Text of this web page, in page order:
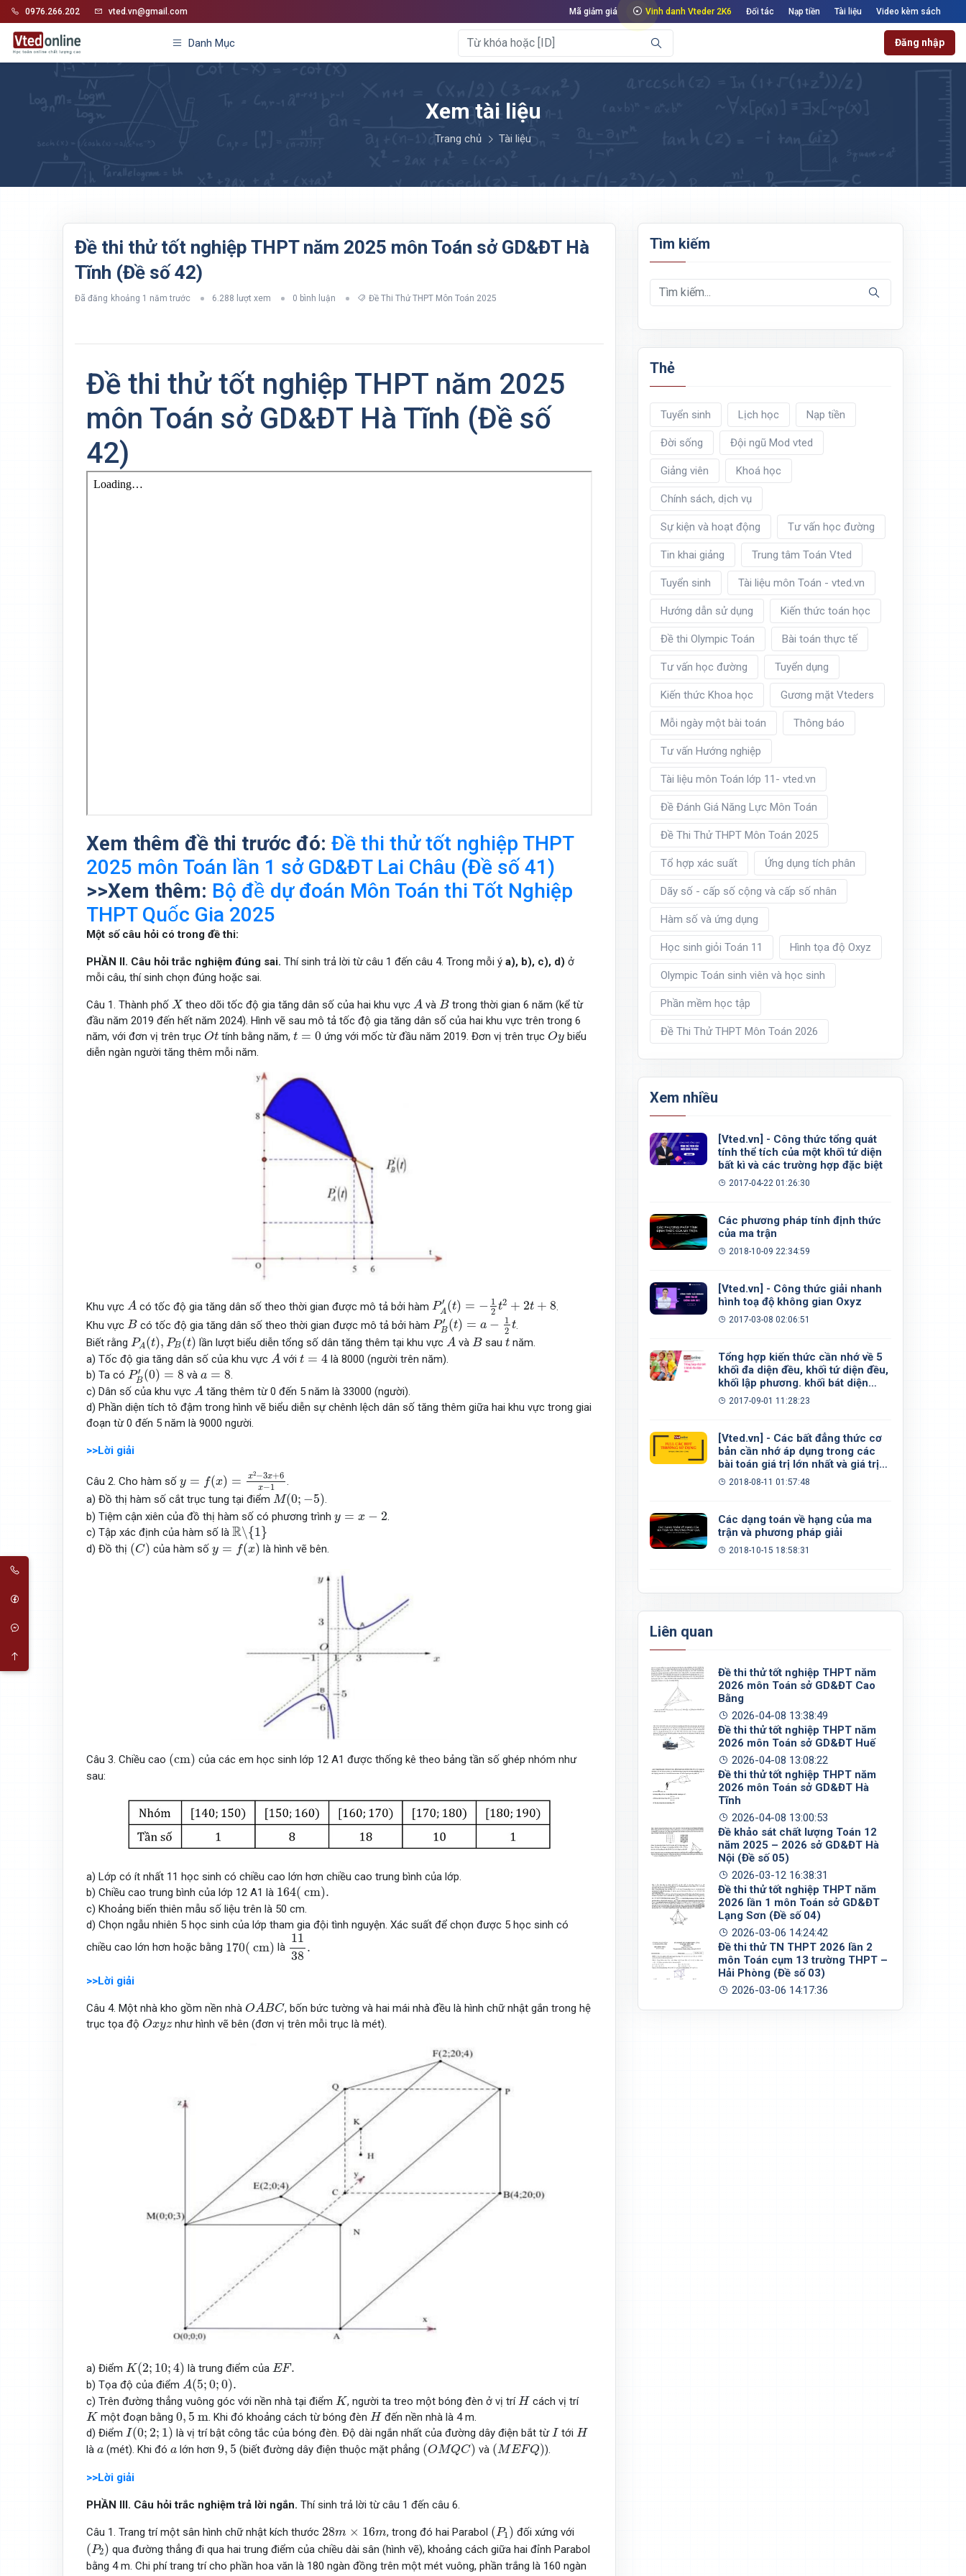
0976.266.202 vted.vn@gmail.com Mã giảm giá Vinh danh Vteder 2K6 Đối tác Nạp tiền Tài liệu Video kèm sách
Danh Mục Đăng nhập
Xem tài liệu
Trang chủ Tài liệu
Đề thi thử tốt nghiệp THPT năm 2025 môn Toán sở GD&ĐT Hà
Tĩnh (Đề số 42)
Đã đăng khoảng 1 năm trước 6.288 lượt xem 0 bình luận Đề Thi Thử THPT Môn Toán 2025
Đề thi thử tốt nghiệp THPT năm 2025
môn Toán sở GD&ĐT Hà Tĩnh (Đề số
42)
Xem thêm đề thi trước đó: Đề thi thử tốt nghiệp THPT
2025 môn Toán lần 1 sở GD&ĐT Lai Châu (Đề số 41)
>>Xem thêm: Bộ đề dự đoán Môn Toán thi Tốt Nghiệp
THPT Quốc Gia 2025
Một số câu hỏi có trong đề thi:
PHẦN II. Câu hỏi trắc nghiệm đúng sai. Thí sinh trả lời từ câu 1 đến câu 4. Trong mỗi ý a), b), c), d) ở
mỗi câu, thí sinh chọn đúng hoặc sai.
Câu 1. Thành phố X
X theo dõi tốc độ gia tăng dân số của hai khu vựcA
A vàB
B trong thời gian 6 năm (kể từ
đầu năm 2019 đến hết năm 2024). Hình vẽ sau mô tả tốc độ gia tăng dân số của hai khu vực trên trong 6
năm, với đơn vị trên trục Ot
Ot tính bằng năm, t = 0
t ứng với mốc từ đầu năm 2019. Đơn vị trên trục Oy
Oy
biểu
diễn ngàn người tăng thêm mỗi năm.
Khu vực A
A có tốc độ gia tăng dân số theo thời gian được mô tả bởi hàm P ′
A(t) = − 1
2 t2 + 2t + 8
PA ( t) t 2+ +8
Khu vực B
B có tốc độ gia tăng dân số theo thời gian được mô tả bởi hàm P ′
B(t) = a −
1
2 t
PB′( t) 12
.
Biết rằng PA(t), PB(t)
PA (t) PB t) lần lượt biểu diễn tổng số dân tăng thêm tại khu vực A
Avà B
Bsau t
tnăm.
a) Tốc độ gia tăng dân số của khu vực A
A với t = 4
t
là 8000 (người trên năm).
b) Ta có P ′
B(0) = 8
PB ′(0) =8 và a = 8
a
.
c) Dân số của khu vực A
A tăng thêm từ 0 đến 5 năm là 33000 (người).
d) Phần diện tích tô đậm trong hình vẽ biểu diễn sự chênh lệch dân số tăng thêm giữa hai khu vực trong giai
đoạn từ 0 đến 5 năm là 9000 người.
>>Lời giải
Câu 2. Cho hàm số y = f(x) = x2−3x+6
x−1
x+ 6x−1
.
a) Đồ thị hàm số cắt trục tung tại điểm M(0; −5)
M(0;− )
.
b) Tiệm cận xiên của đồ thị hàm số có phương trình y = x − 2
y= −2
c) Tập xác định của hàm số là R∖{1}
R∖ {1}
d) Đồ thị (C)
(C) của hàm số y = f(x)
x) là hình vẽ bên.
Câu 3. Chiều cao (cm)
( ) của các em học sinh lớp 12 A1 được thống kê theo bảng tần số ghép nhóm như
sau:
a) Lớp có ít nhất 11 học sinh có chiều cao lớn hơn chiều cao trung bình của lớp.
b) Chiều cao trung bình của lớp 12 A1 là 164( cm).
164( m)
c) Khoảng biến thiên mẫu số liệu trên là 50 cm.
d) Chọn ngẫu nhiên 5 học sinh của lớp tham gia đội tình nguyện. Xác suất để chọn được 5 học sinh có
chiều cao lớn hơn hoặc bằng 170( cm)
170( m) là
11
38
.
1138.
>>Lời giải
Câu 4. Một nhà kho gồm nền nhà OABC
OABC , bốn bức tường và hai mái nhà đều là hình chữ nhật gắn trong hệ
trục tọa độ Oxyz
Ox như hình vẽ bên (đơn vị trên mỗi trục là mét).
a) Điểm K(2; 10;4)
K(2; 10;4 ) là trung điểm của EF.
EF.
b) Tọa độ của điểm A(5;0;0).
A(5;0;0).
c) Trên đường thẳng vuông góc với nền nhà tại điểm K
K , người ta treo một bóng đèn ở vị tríH
H cách vị trí
K
K một đoạn bằng 0, 5 m
0 5 m. Khi đó khoảng cách từ bóng đèn H
H đến nền nhà là 4 m.
d) Điểm I(0; 2; 1)
I(0;2;1 ) là vị trí bật công tắc của bóng đèn. Độ dài ngắn nhất của đường dây điện bắt từI
I tớiH
H
là a
a (mét). Khi đó a
a lớn hơn 9, 5
9 5 (biết đường dây điện thuộc mặt phẳng (OMQC)
(OMQC) và (MEFQ)
(MEFQ) ).
>>Lời giải
PHẦN III. Câu hỏitrắc nghiệm trả lời ngắn. Thí sinh trả lời từ câu 1 đến câu 6.
Câu 1. Trang trí một sân hình chữ nhật kích thước 28m × 16m
28m ×16m , trong đó hai Parabol (P1)
(P1) đối xứng với
(P2)
(P2) qua đường thẳng đi qua hai trung điểm của chiều dài sân (hình vẽ), khoảng cách giữa hai đỉnh Parabol
bằng 4 m. Chi phí trang trí cho phần hoa văn là 180 ngàn đồng trên một mét vuông, phần trắng là 160 ngàn
Tìm kiếm
Thẻ
Tuyển sinh Lịch học Nạp tiền
Đời sống Đội ngũ Mod vted
Giảng viên Khoá học
Chính sách, dịch vụ
Sự kiện và hoạt động Tư vấn học đường
Tin khai giảng Trung tâm Toán Vted
Tuyển sinh Tài liệu môn Toán - vted.vn
Hướng dẫn sử dụng Kiến thức toán học
Đề thi Olympic Toán Bài toán thực tế
Tư vấn học đường Tuyển dụng
Kiến thức Khoa học Gương mặt Vteders
Mỗi ngày một bài toán Thông báo
Tư vấn Hướng nghiệp
Tài liệu môn Toán lớp 11- vted.vn
Đề Đánh Giá Năng Lực Môn Toán
Đề Thi Thử THPT Môn Toán 2025
Tổ hợp xác suất Ứng dụng tích phân
Dãy số - cấp số cộng và cấp số nhân
Hàm số và ứng dụng
Học sinh giỏi Toán 11 Hình tọa độ Oxyz
Olympic Toán sinh viên và học sinh
Phần mềm học tập
Đề Thi Thử THPT Môn Toán 2026
Xem nhiều
[Vted.vn] - Công thức tổng quát
tính thể tích của một khối tứ diện
bất kì và các trường hợp đặc biệt
2017-04-22 01:26:30
Các phương pháp tính định thức
của ma trận
2018-10-09 22:34:59
[Vted.vn] - Công thức giải nhanh
hình toạ độ không gian Oxyz
2017-03-08 02:06:51
Tổng hợp kiến thức cần nhớ về 5
khối đa diện đều, khối tứ diện đều,
khối lập phương. khối bát diện
đều, khối 12 mặt đều, khối 20 mặt
2017-09-01 11:28:23
[Vted.vn] - Các bất đẳng thức cơ
bản cần nhớ áp dụng trong các
bài toán giá trị lớn nhất và giá trị
nhỏ nhất
2018-08-11 01:57:48
Các dạng toán về hạng của ma
trận và phương pháp giải
2018-10-15 18:58:31
Liên quan
Đề thi thử tốt nghiệp THPT năm
2026 môn Toán sở GD&ĐT Cao
Bằng
2026-04-08 13:38:49
Đề thi thử tốt nghiệp THPT năm
2026 môn Toán sở GD&ĐT Huế
2026-04-08 13:08:22
Đề thi thử tốt nghiệp THPT năm
2026 môn Toán sở GD&ĐT Hà
Tĩnh
2026-04-08 13:00:53
Đề khảo sát chất lượng Toán 12
năm 2025 – 2026 sở GD&ĐT Hà
Nội (Đề số 05)
2026-03-12 16:38:31
Đề thi thử tốt nghiệp THPT năm
2026 lần 1 môn Toán sở GD&ĐT
Lạng Sơn (Đề số 04)
2026-03-06 14:24:42
Đề thi thử TN THPT 2026 lần 2
môn Toán cụm 13 trường THPT –
Hải Phòng (Đề số 03)
2026-03-06 14:17:36